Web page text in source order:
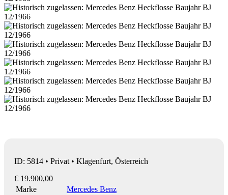
ID: 5814 • Privat • Klagenfurt, Österreich
€ 19.900,00
Marke
Mercedes Benz